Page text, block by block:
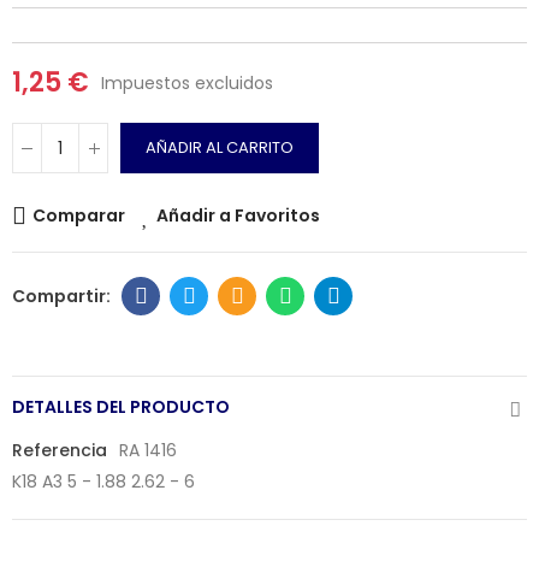
1,25 € Impuestos excluidos
AÑADIR AL CARRITO
Comparar Añadir a Favoritos
DETALLES DEL PRODUCTO
Referencia RA 1416
K18 A3 5 - 1.88 2.62 - 6